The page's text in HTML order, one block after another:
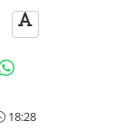
18:28